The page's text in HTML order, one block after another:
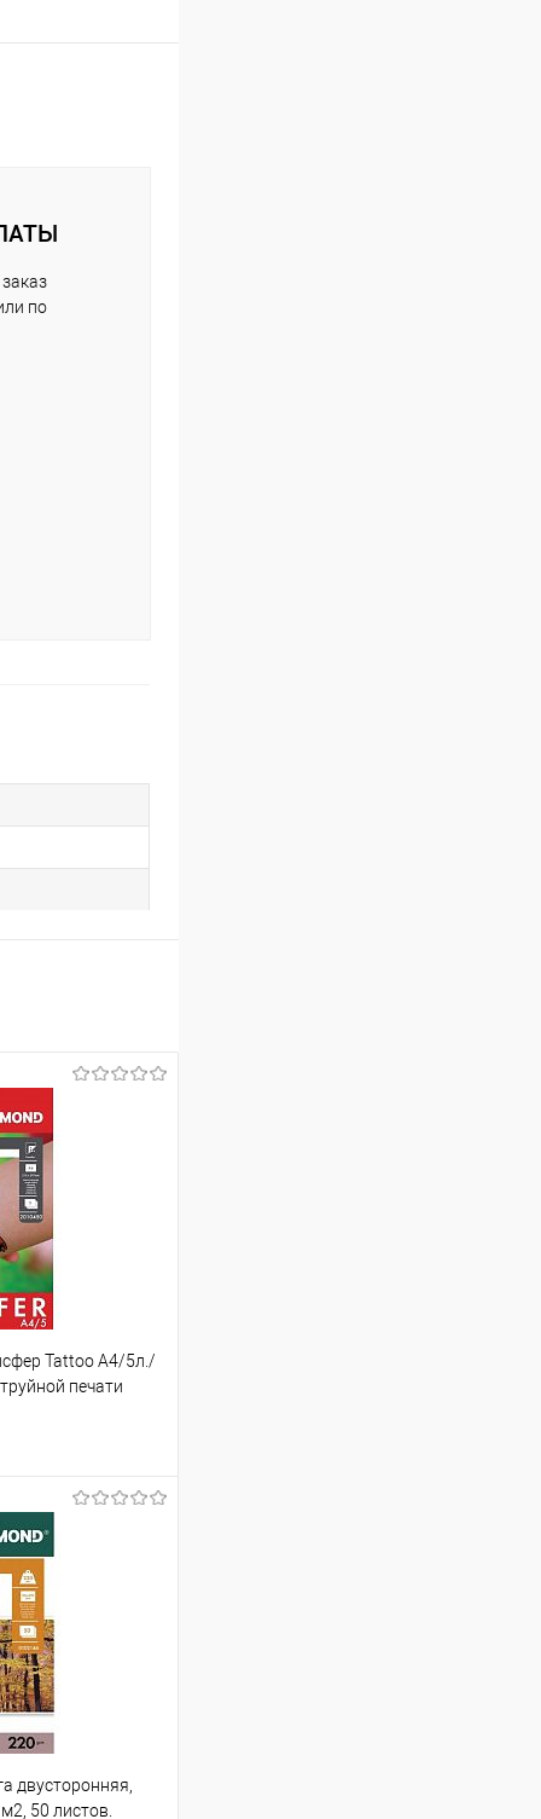
по
Tattoo A4/5л./
печати
цену
Сравнение
двусторонняя,
50 листов.